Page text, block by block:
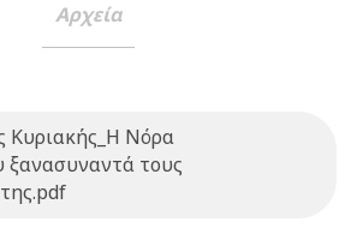
Αρχεία
Κυριακής_Η Νόρα
ξανασυναντά τους